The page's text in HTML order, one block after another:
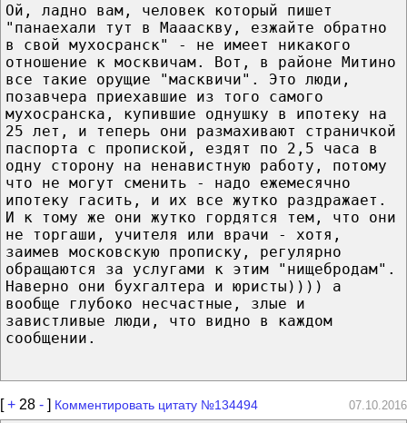
Ой, ладно вам, человек который пишет
"панаехали тут в Маааскву, езжайте обратно
в свой мухосранск" - не имеет никакого
отношение к москвичам. Вот, в районе Митино
все такие орущие "масквичи". Это люди,
позавчера приехавшие из того самого
мухосранска, купившие однушку в ипотеку на
25 лет, и теперь они размахивают страничкой
паспорта с пропиской, ездят по 2,5 часа в
одну сторону на ненавистную работу, потому
что не могут сменить - надо ежемесячно
ипотеку гасить, и их все жутко раздражает.
И к тому же они жутко гордятся тем, что они
не торгаши, учителя или врачи - хотя,
заимев московскую прописку, регулярно
обращаются за услугами к этим "нищебродам".
Наверно они бухгалтера и юристы)))) а
вообще глубоко несчастные, злые и
завистливые люди, что видно в каждом
сообщении.
[+ 28 - ] Комментировать цитату №134494 07.10.2016